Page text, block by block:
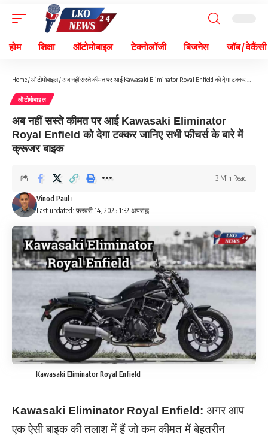
होम शिक्षा ऑटोमोबाइल टेक्नोलॉजी बिजनेस जॉब / वेकैंसी
Home/ऑटोमोबाइल/अब नहीं सस्ते कीमत पर आई Kawasaki Eliminator Royal Enfield को देगा टक्कर जानिए सभी फीचर्स के बारे में क्रूजर बाइक
ऑटोमोबाइल
अब नहीं सस्ते कीमत पर आई Kawasaki Eliminator
Royal Enfield को देगा टक्कर जानिए सभी फीचर्स के बारे में
क्रूजर बाइक
Last updated: फ़रवरी 14, 2025 1:32 अपराह्न
Vinod Paul
3 Min Read
Kawasaki Eliminator Royal Enfield
Kawasaki Eliminator Royal Enfield: अगर आप
एक ऐसी बाइक की तलाश में हैं जो कम कीमत में बेहतरीन